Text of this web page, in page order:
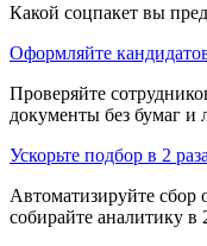
Какой соцпакет вы
Оформляйте
Проверяйте
документы без бумаг и
Ускорьте подбор в 2
Автоматизируйте сбор
собирайте аналитику в